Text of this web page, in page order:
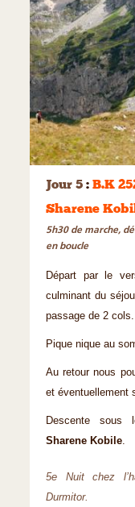
Jour 5 : B.K
Sharene
5h30 de marche,
en boucle
Départ par le
culminant du
passage de 2 cols.
Pique nique au
Au retour nous
et éventuellement
Descente sous
Sharene Kobile.
5e Nuit chez
Durmitor.